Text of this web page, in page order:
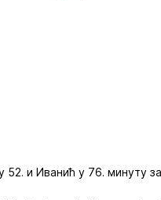
и Иванић у 76. минуту